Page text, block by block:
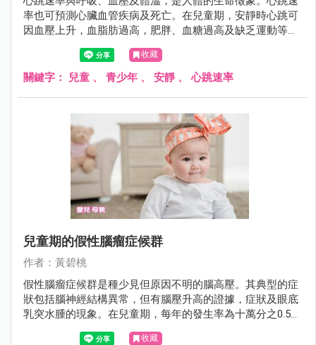
率也可預測心臟血管疾病及死亡。在兒童期，安靜時心跳可
因血壓上升，血脂肪過高，肥胖、血糖過高及缺乏運動等因
素而加快，男女童安靜時心跳速率不同，且隨年齡成長而漸
收藏
關鍵字： 兒童 、 青少年 、 安靜 、心跳速率
兒童期的假性腦瘤症候群
作者：黃碧桃
假性腦瘤症候群是種少見但原因不明的腦高壓。其典型的症
狀包括腦神經結構異常，但有腦壓升高的證據，症狀及眼底
乳突水腫的現象。在兒童期，每年的發生率為十萬分之0.5～
收藏